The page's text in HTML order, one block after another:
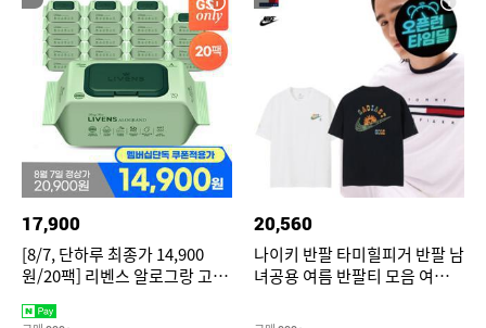
17,900
[8/7, 단하루 최종가 14,900
원/20팩] 리벤스 알로그랑 고평
20,560
나이키 반팔 타미힐피거 반팔 남
녀공용 여름 반팔티 모음 여름